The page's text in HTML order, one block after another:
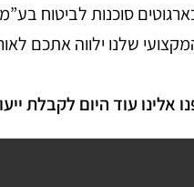
סוכנות לביטוח
שלנו ילווה אתכם
אלינו עוד היום לקבלת